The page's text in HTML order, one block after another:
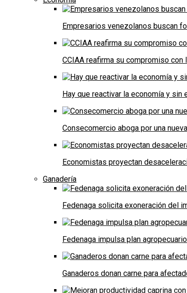
Empresarios venezolanos buscan
CCIAA reafirma su compromiso
Hay que reactivar la economía y
Consecomercio aboga por una
Economistas proyectan
Ganadería
Fedenaga solicita exoneración del
Fedenaga impulsa plan
Ganaderos donan carne para